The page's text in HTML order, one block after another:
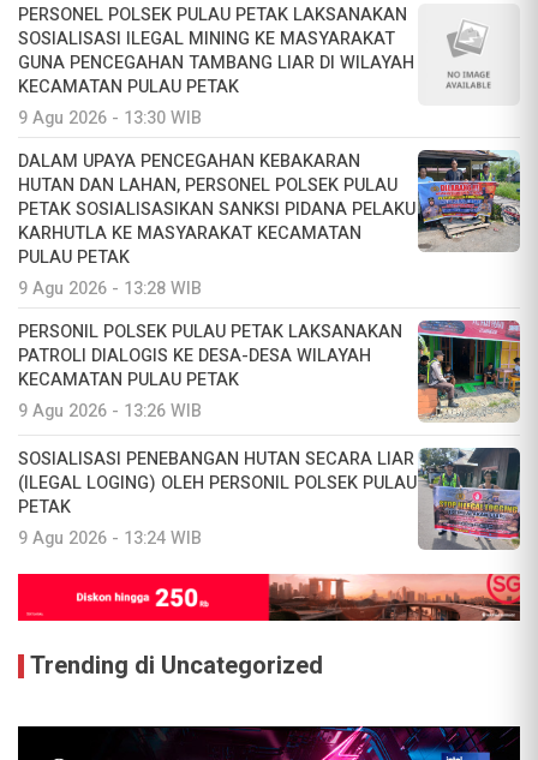
PERSONEL POLSEK PULAU PETAK LAKSANAKAN
SOSIALISASI ILEGAL MINING KE MASYARAKAT
GUNA PENCEGAHAN TAMBANG LIAR DI WILAYAH
KECAMATAN PULAU PETAK
9 Agu 2026 - 13:30 WIB
DALAM UPAYA PENCEGAHAN KEBAKARAN
HUTAN DAN LAHAN, PERSONEL POLSEK PULAU
PETAK SOSIALISASIKAN SANKSI PIDANA PELAKU
KARHUTLA KE MASYARAKAT KECAMATAN
PULAU PETAK
9 Agu 2026 - 13:28 WIB
PERSONIL POLSEK PULAU PETAK LAKSANAKAN
PATROLI DIALOGIS KE DESA-DESA WILAYAH
KECAMATAN PULAU PETAK
9 Agu 2026 - 13:26 WIB
SOSIALISASI PENEBANGAN HUTAN SECARA LIAR
(ILEGAL LOGING) OLEH PERSONIL POLSEK PULAU
PETAK
9 Agu 2026 - 13:24 WIB
Trending di Uncategorized